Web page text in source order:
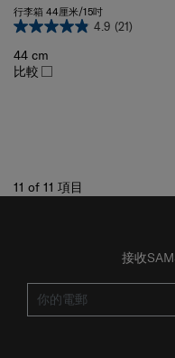
4.9
44 cm
比較